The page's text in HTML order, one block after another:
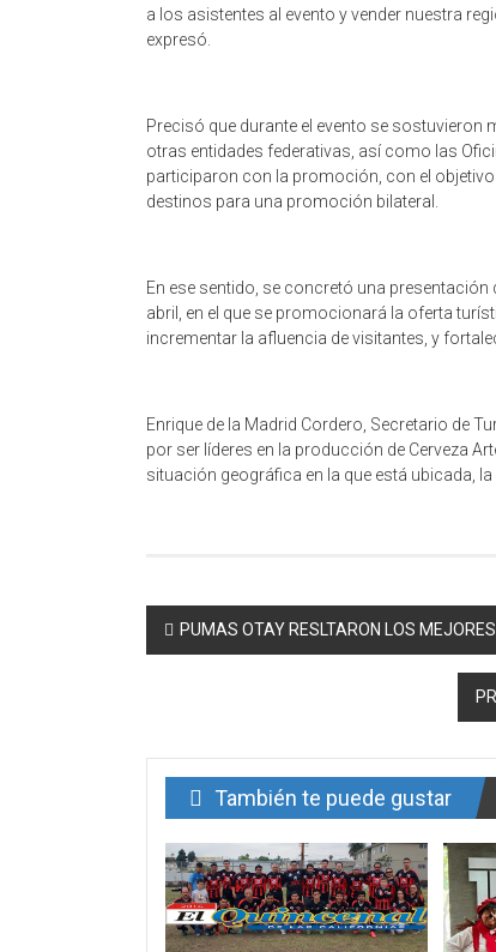
a los asistentes al evento y vender nuestra
expresó.
Precisó que durante el evento se sostuvieron
otras entidades federativas, así como las
participaron con la promoción, con el
destinos para una promoción bilateral.
En ese sentido, se concretó una
abril, en el que se promocionará la oferta
incrementar la afluencia de visitantes, y
Enrique de la Madrid Cordero, Secretario de
por ser líderes en la producción de Cerveza
situación geográfica en la que está ubicada,
Navegación
de
PUMAS OTAY RESLTARON LOS MEJORES
También te puede gustar